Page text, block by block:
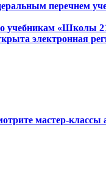
перечнем
учебникам «Школы
электронная
мастер-